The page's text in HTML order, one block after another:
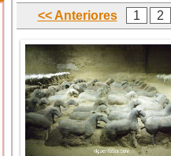
<< Anteriores 1 2